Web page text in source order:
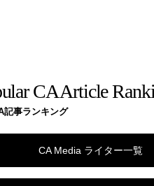
CA Article
記事ランキング
CA Media ライター一覧